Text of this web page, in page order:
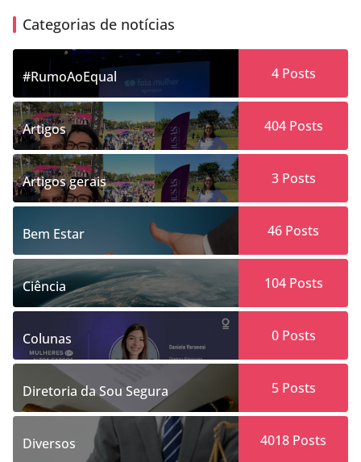
Categorias de notícias
#RumoAoEqual 4Posts
Artigos 404Posts
Artigos gerais 3Posts
Bem Estar 46 Posts
Ciência 104Posts
Colunas 0Posts
Diretoria da Sou Segura 5Posts
Diversos 4018 Posts